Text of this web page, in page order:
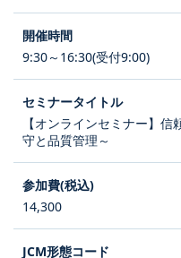
9:30～16:30(受付9:00)
【オンラインセミナー】
守と品質管理～
14,300